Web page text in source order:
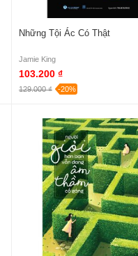
Những Tội Ác Có Thật
Jamie King
103.200 ₫
129.000 ₫ -20%